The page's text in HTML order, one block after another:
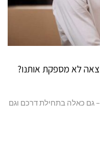
לא מספקת אותנו?
גם כאלה בתחילת דרכם וגם